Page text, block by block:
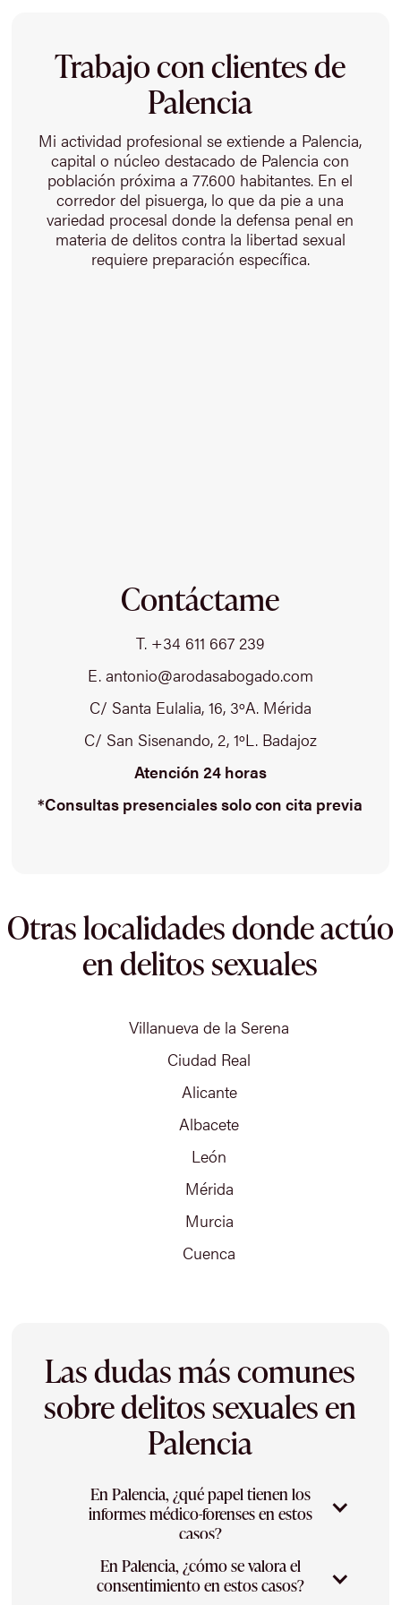
Trabajo con clientes de
Palencia
Mi actividad profesional se extiende a Palencia,
capital o núcleo destacado de Palencia con
población próxima a 77.600 habitantes. En el
corredor del pisuerga, lo que da pie a una
variedad procesal donde la defensa penal en
materia de delitos contra la libertad sexual
requiere preparación específica.
Contáctame
T. +34 611 667 239
E. antonio@arodasabogado.com
C/ Santa Eulalia, 16, 3ºA. Mérida
C/ San Sisenando, 2, 1ºL. Badajoz
Atención 24 horas
*Consultas presenciales solo con cita previa
Otras localidades donde actúo
en delitos sexuales
Villanueva de la Serena
Ciudad Real
Alicante
Albacete
León
Mérida
Murcia
Cuenca
Las dudas más comunes
sobre delitos sexuales en
Palencia
En Palencia, ¿qué papel tienen los
informes médico-forenses en estos
casos?
Los informes médico-forenses y las pruebas
científicas son una parte esencial y muy
En Palencia, ¿cómo se valora el
consentimiento en estos casos?